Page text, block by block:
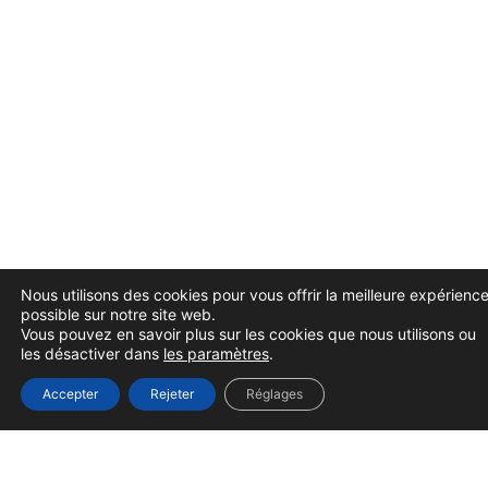
Nous utilisons des cookies pour vous offrir la meilleure expérience
possible sur notre site web.
Vous pouvez en savoir plus sur les cookies que nous utilisons ou
les désactiver dans les paramètres.
Accepter Rejeter Réglages